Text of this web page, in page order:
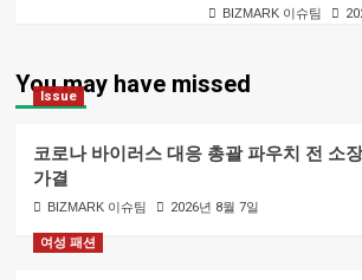
BIZMARK 이슈팀
You may have missed
Issue
코로나 바이러스 대응 총괄 파우치 전 소
가결
BIZMARK 이슈팀 2026년 8월 7일
여성 패션